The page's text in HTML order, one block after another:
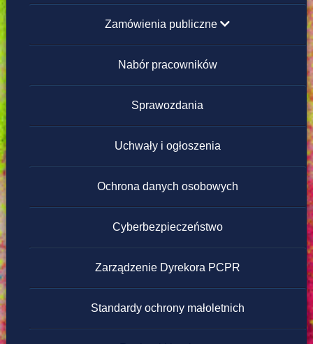
Zamówienia publiczne
poniżej 130 000 zł
powyżej 130 000 zł
130 000 zł
Nabór pracowników
Sprawozdania
Uchwały i ogłoszenia
Ochrona danych osobowych
Cyberbezpieczeństwo
Zarządzenie Dyrekora PCPR
Standardy ochrony małoletnich